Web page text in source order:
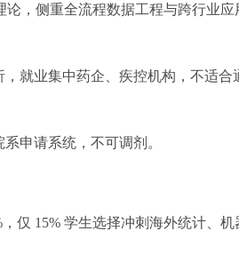
，侧重全流程数据工程与跨行业应
就业集中药企、疾控机构，不适合
申请系统，不可调剂。
仅 15% 学生选择冲刺海外统计、机